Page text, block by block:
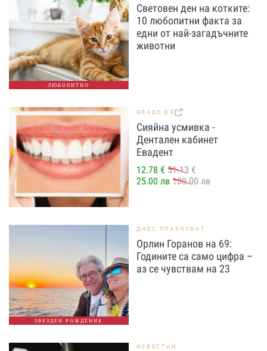
ЛЮБОПИТНО
Световен ден на котките:
10 любопитни факта за
едни от най-загадъчните
животни
GRABO.BG
Сияйна усмивка -
Дентален кабинет
Евадент
12.78 € 51.13 €
25.00 лв 100.00 лв
ЗВЕЗДЕН РОЖДЕНИК
ДНЕС ПРАЗНУВАТ
Орлин Горанов на 69:
Годините са само цифра –
аз се чувствам на 23
ИЗВЕСТНИ